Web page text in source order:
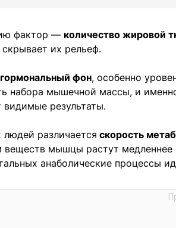
фактор — количество жировой
их рельеф.
гормональный фон, особенно
набора мышечной массы, и
результаты.
различается скорость
мышцы растут медленнее
анаболические процессы